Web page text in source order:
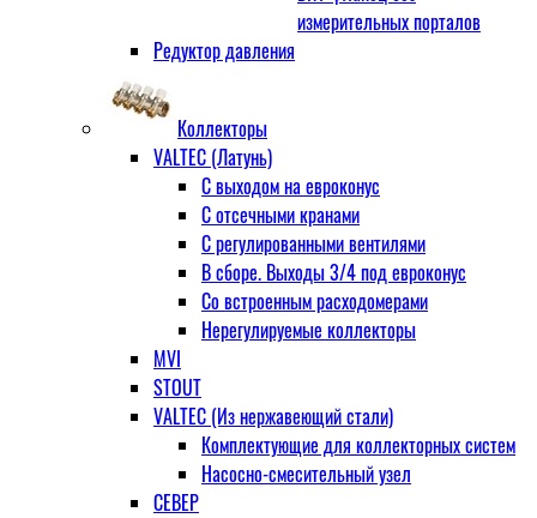
измерительных порталов
Редуктор давления
Коллекторы
VALTEC (Латунь)
С выходом на евроконус
С отсечными кранами
С регулированными вентилями
В сборе. Выходы 3/4 под евроконус
Со встроенным расходомерами
Нерегулируемые коллекторы
MVI
STOUT
VALTEC (Из нержавеющий стали)
Комплектующие для коллекторных систем
Насосно-смесительный узел
СЕВЕР